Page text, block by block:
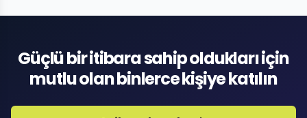
Güçlü bir itibara sahip oldukları için
mutlu olan binlerce kişiye katılın